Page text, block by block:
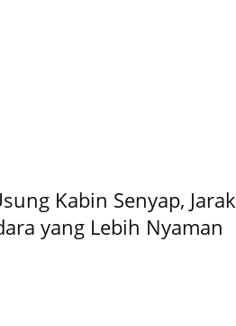
Kabin Senyap, Jarak
yang Lebih Nyaman